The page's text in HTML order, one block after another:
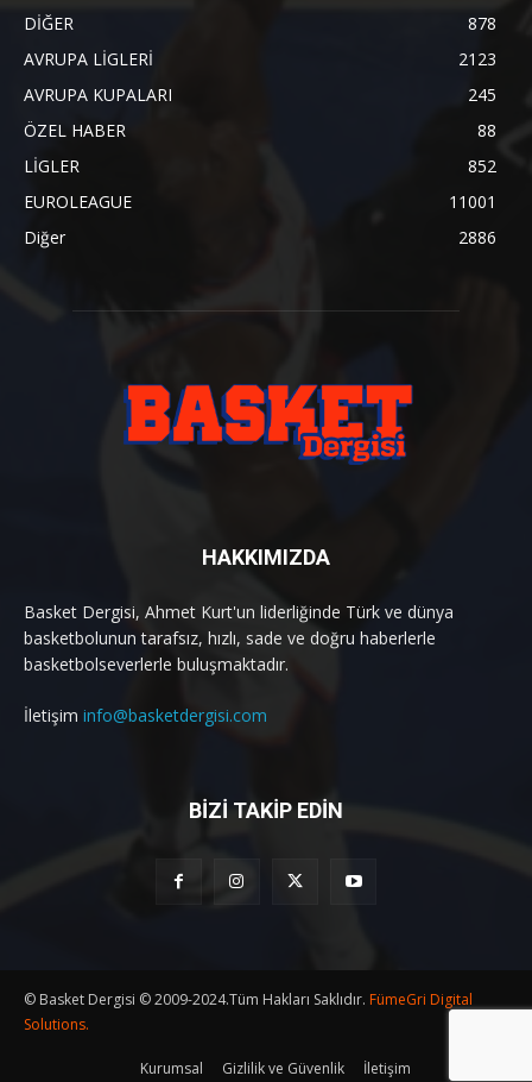
DİĞER
878
AVRUPA LİGLERİ
2123
AVRUPA KUPALARI
245
ÖZEL HABER
88
LİGLER
852
EUROLEAGUE
11001
Diğer
2886
HAKKIMIZDA
Basket Dergisi, Ahmet Kurt'un liderliğinde Türk ve dünya
basketbolunun tarafsız, hızlı, sade ve doğru haberlerle
basketbolseverlerle buluşmaktadır.
İletişim info@basketdergisi.com
BİZİ TAKİP EDİN
© Basket Dergisi © 2009-2024.Tüm Hakları Saklıdır. FümeGri Digital
Solutions.
Kurumsal Gizlilik ve Güvenlik İletişim